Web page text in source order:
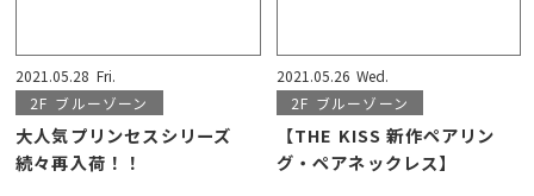
2021.05.28 Fri.
2F ブルーゾーン
大人気プリンセスシリーズ
続々再入荷！！
2021.05.26 Wed.
2F ブルーゾーン
【THE KISS 新作ペアリン
グ・ペアネックレス】